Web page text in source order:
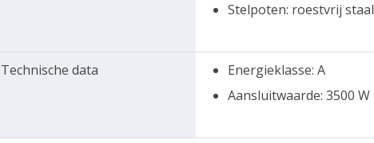
Stelpoten: roestvrij staal
Technische data
Energieklasse: A
Aansluitwaarde: 3500 W